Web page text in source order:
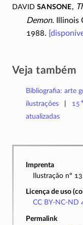
DavidSansone,
Demon. Illinois
1988.
Veja também
Bibliografia: arte
ilustrações
15
atualizadas
Imprenta
Ilustração nº
Licença de uso
CC BY-NC-ND
Permalink